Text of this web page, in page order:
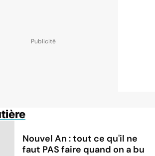
Nouvel An : tout ce qu'il ne
faut PAS faire quand on a bu